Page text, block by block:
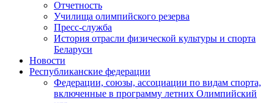
Отчетность
Училища олимпийского резерва
Пресс-служба
История отрасли физической культуры и спорта
Беларуси
Новости
Республиканские федерации
Федерации, союзы, ассоциации по видам спорта,
включенные в программу летних Олимпийский